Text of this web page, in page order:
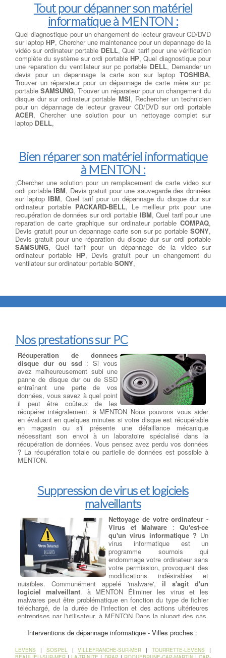
Tout pour dépanner son matériel
informatique à MENTON :
Quel diagnostique pour un changement de lecteur graveur CD/DVD
sur laptop HP, Chercher une maintenance pour un depannage de la
vidéo sur ordinateur portable DELL, Quel tarif pour une vérification
complète du système sur ordi portable HP, Quel diagnostique pour
une reparation du ventilateur sur pc portable DELL, Demander un
devis pour un depannage la carte son sur laptop TOSHIBA,
Trouver un réparateur pour un dépannage de carte mère sur pc
portableSAMSUNG, Trouver un réparateur pour un changement du
disque dur sur ordinateur portable MSI, Rechercher un technicien
pour un dépannage de lecteur graveur CD/DVD sur ordi portable
ACER, Chercher une solution pour un nettoyage complet sur
laptop DELL,
Bien réparer son matériel informatique
à MENTON :
;Chercher une solution pour un remplacement de carte video sur
ordi portableIBM, Devis gratuit pour une sauvegarde des données
sur laptopIBM, Quel tarif pour un dépannage du disque dur sur
ordinateur portable PACKARD-BELL, Le meilleur prix pour une
recupération de données sur ordi portable IBM, Quel tarif pour une
reparation de carte graphique sur ordinateur portable COMPAQ,
Devis gratuit pour un depannage carte son sur pc portable SONY,
Devis gratuit pour une réparation du disque dur sur ordi portable
SAMSUNG, Quel tarif pour un dépannage de la video sur
ordinateur portable HP, Devis gratuit pour un changement du
ventilateur sur ordinateur portable SONY,
Nos prestations sur PC
Récuperation de donnees
disque dur ou ssd : Si vous
avez malheureusement subi une
panne de disque dur ou de SSD
entraînant une perte de vos
données, vous savez à quel point
il peut être coûteux de les
récupérer intégralement. à MENTON Nous pouvons vous aider
en évaluant en quelques minutes si votre disque est récupérable
en magasin ou s'il présente une défaillance mécanique
nécessitant son envoi à un laboratoire spécialisé dans la
récupération de données. Vous pensez avez perdu vos données
? La récupération totale ou partielle de données est possible à
MENTON.
Suppression de virus et logiciels
malveillants
Nettoyage de votre ordinateur -
Virus et Malware : Qu'est-ce
qu'un virus informatique ? Un
virus informatique est un
programme sournois qui
endommage votre ordinateur sans
votre permission, provoquant des
modifications indésirables et
nuisibles. Communément appelé 'malware', il s'agit d'un
logiciel malveillant. à MENTON Éliminer les virus et les
malwares peut être problématique en fonction du type de fichier
téléchargé, de la durée de l'infection et des actions ultérieures
entreprises par l'utilisateur. à MENTON Dans la plupart des cas,
d'exploitation de votre ordinateur, les programmes et de
récupérer les données d'origine. Dans de rares situations, il peut
être nécessaire de réinstaller le système tout en restaurant les
Interventions de dépannage informatique - Villes proches :
LEVENS | SOSPEL|VILLEFRANCHE-SUR-MER |TOURRETTE-LEVENS |